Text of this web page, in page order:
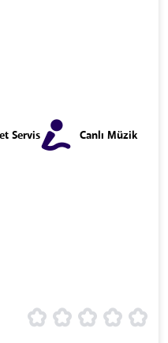
Servis Canlı Müzik